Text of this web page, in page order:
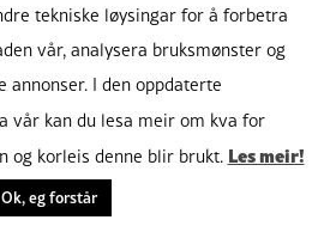
for støtta:
tekniske løysingar for å forbetra
vår, analysera bruksmønster og
annonser. I den oppdaterte
vår kan du lesa meir om kva for
og korleis denne blir brukt. Les meir!
Ok, eg forstår